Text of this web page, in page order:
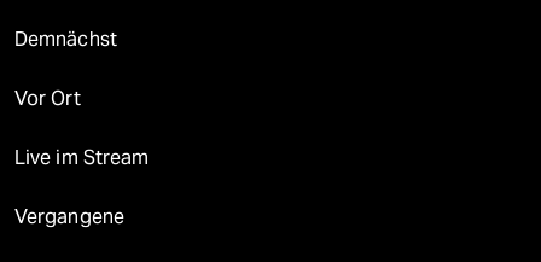
Demnächst
Vor Ort
Live im Stream
Vergangene